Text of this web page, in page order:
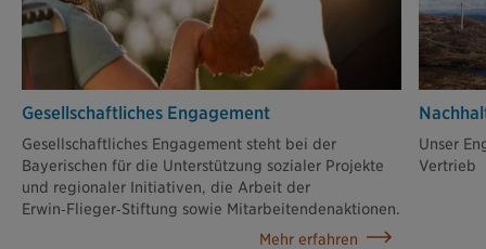
Gesellschaftliches Engagement
Gesellschaftliches Engagement steht bei der
Bayerischen für die Unterstützung sozialer Projekte
und regionaler Initiativen, die Arbeit der
Erwin‑Flieger‑Stiftung sowie Mitarbeitendenaktionen.
Mehr erfahren
Unser
Vertrieb